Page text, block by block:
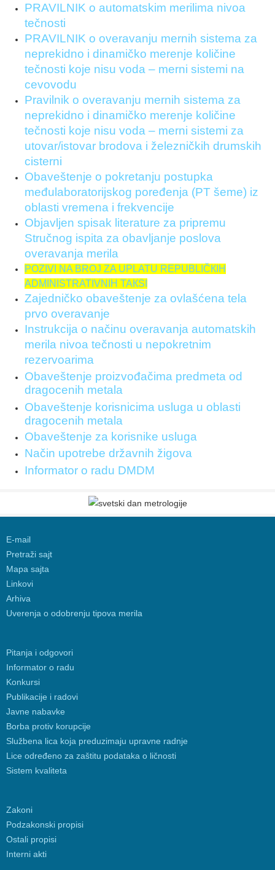
PRAVILNIK o automatskim merilima nivoa
tečnosti
PRAVILNIK o overavanju mernih sistema za
neprekidno i dinamičko merenje količine
tečnosti koje nisu voda – merni sistemi na
cevovodu
Pravilnik o overavanju mernih sistema za
neprekidno i dinamičko merenje količine
tečnosti koje nisu voda – merni sistemi za
utovar/istovar brodova i železničkih drumskih
cisterni
Obaveštenje o pokretanju postupka
međulaboratorijskog poređenja (PT šeme) iz
oblasti vremena i frekvencije
Objavljen spisak literature za pripremu
Stručnog ispita za obavljanje poslova
overavanja merila
POZIVI NA BROJ ZA UPLATU REPUBLIČКIH
ADMINISTRATIVNIH TAКSI
Zajedničko obaveštenje za ovlašćena tela
prvo overavanje
Instrukcija o načinu overavanja automatskih
merila nivoa tečnosti u nepokretnim
rezervoarima
Obaveštenje proizvođačima predmeta od
dragocenih metala
Obaveštenje korisnicima usluga u oblasti
dragocenih metala
Obaveštenje za korisnike usluga
Način upotrebe državnih žigova
Informator o radu DMDM
E-mail
Pretraži sajt
Mapa sajta
Linkovi
Arhiva
Uverenja o odobrenju tipova merila
Pitanja i odgovori
Informator o radu
Konkursi
Publikacije i radovi
Javne nabavke
Borba protiv korupcije
Službena lica koja preduzimaju upravne radnje
Lice određeno za zaštitu podataka o ličnosti
Sistem kvaliteta
Zakoni
Podzakonski propisi
Ostali propisi
Interni akti